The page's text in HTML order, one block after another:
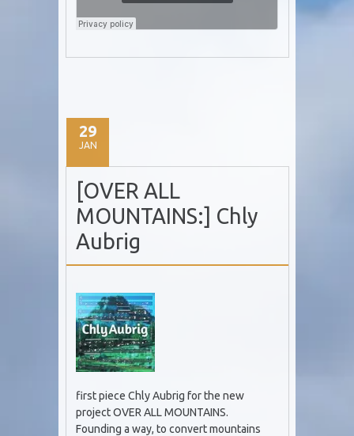
29
JAN
[OVER ALL
MOUNTAINS:] Chly
Aubrig
first piece Chly Aubrig for the new
project OVER ALL MOUNTAINS.
Founding a way, to convert mountains